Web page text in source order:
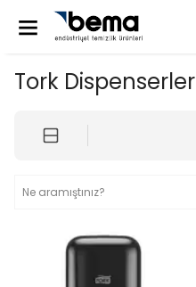
Tork Dispenserler